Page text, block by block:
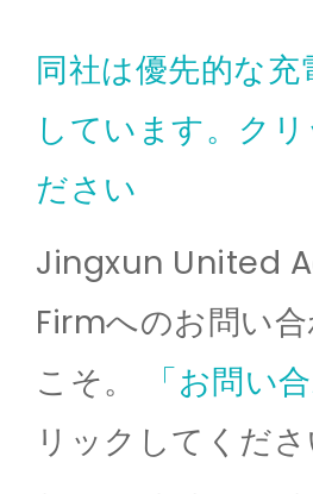
同社は優先的な充
しています。クリ
ださい
Jingxun United
Firmへのお問い
こそ。
「お問い
リックしてくださ